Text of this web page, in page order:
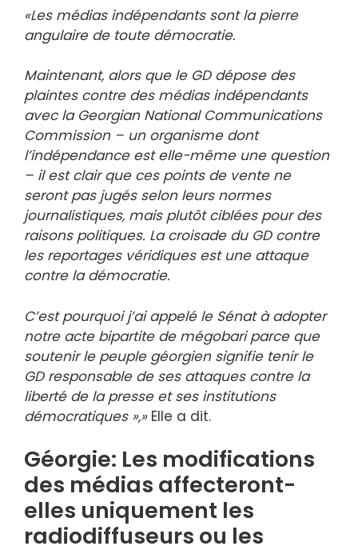
«Les médias indépendants sont la pierre
angulaire de toute démocratie.
Maintenant, alors que le GD dépose des
plaintes contre des médias indépendants
avec la Georgian National Communications
Commission – un organisme dont
l’indépendance est elle-même une question
– il est clair que ces points de vente ne
seront pas jugés selon leurs normes
journalistiques, mais plutôt ciblées pour des
raisons politiques. La croisade du GD contre
les reportages véridiques est une attaque
contre la démocratie.
C’est pourquoi j’ai appelé le Sénat à adopter
notre acte bipartite de mégobari parce que
soutenir le peuple géorgien signifie tenir le
GD responsable de ses attaques contre la
liberté de la presse et ses institutions
démocratiques »,» Elle a dit.
Géorgie: Les modifications
des médias affecteront-
elles uniquement les
radiodiffuseurs ou les